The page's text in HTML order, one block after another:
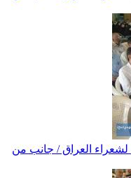
لشعراء العراق / جانب من